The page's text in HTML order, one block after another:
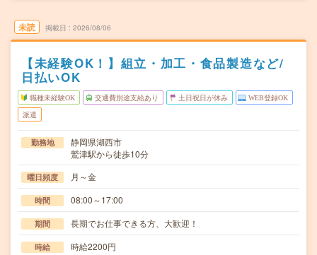
未読 掲載日 2026/08/06
【未経験OK！】組立・加工・食品製造など/
日払いOK
職種未経験OK 交通費別途支給あり 土日祝日が休み WEB登録OK
派遣
勤務地
静岡県湖西市
鷲津駅から徒歩10分
曜日頻度 月～金
時間 08:00～17:00
期間 長期でお仕事できる方、大歓迎！
時給 時給2200円